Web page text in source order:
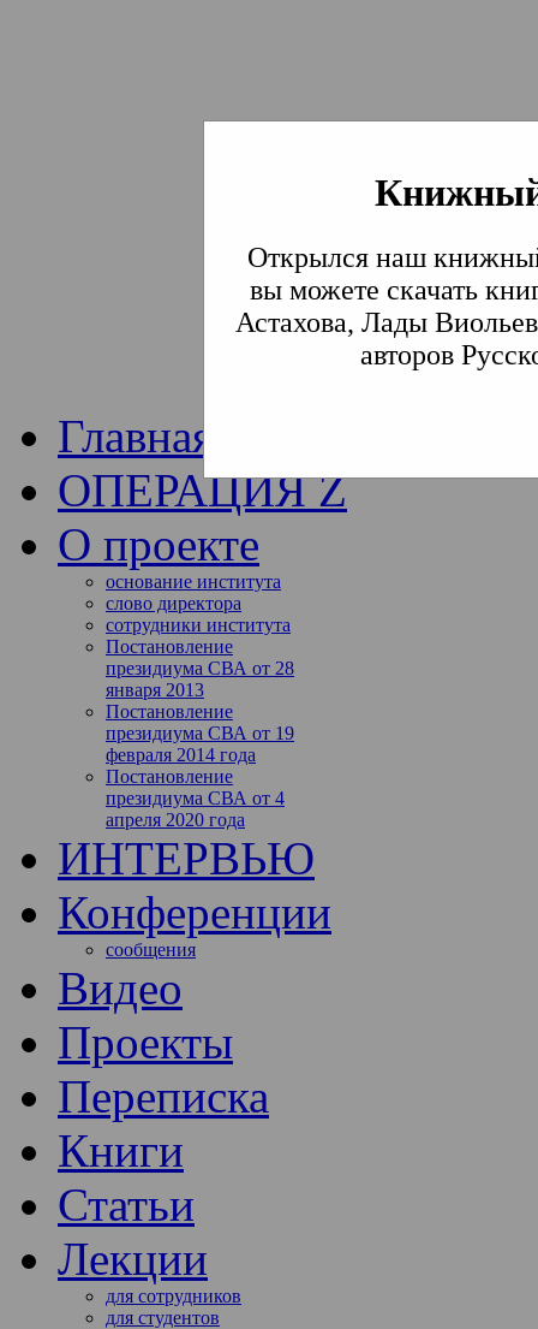
Открылся наш
вы можете скачать
Астахова, Лады
авторов
Институт
Традиции СВА
Главная
ОПЕРАЦИЯ Z
О проекте
основание института
слово директора
сотрудники института
Постановление
президиума СВА от 28
января 2013
Постановление
президиума СВА от 19
февраля 2014 года
Постановление
президиума СВА от 4
апреля 2020 года
ИНТЕРВЬЮ
Конференции
сообщения
Видео
Проекты
Переписка
Книги
Статьи
Лекции
для сотрудников
для студентов